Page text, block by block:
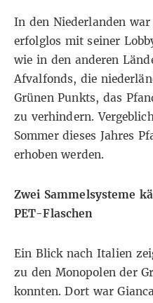
In den Niederlanden
erfolglos mit seiner
wie in den anderen
Afvalfonds, die
Grünen Punkts, das
zu verhindern.
Sommer dieses Jahres
erhoben werden.
Zwei Sammelsysteme
PET-Flaschen
Ein Blick nach Italien
zu den Monopolen der
konnten. Dort war